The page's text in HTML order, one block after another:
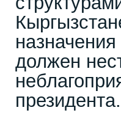
должен
президента.